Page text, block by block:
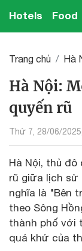
Hotels Food
Trang chủ Hà
Hà Nội:
quyến rũ
Thứ 7, 28/06/
Hà Nội, thủ
rũ giữa lịch sử
nghĩa là "Bên
theo Sông
thành phố với
quá khứ của